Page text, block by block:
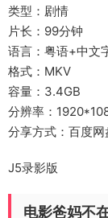
类型：剧情
片长：99分钟
语言：粤语+中文
格式：MKV
容量：3.4GB
分辨率：
分享方式：百度网
J5录影版
电影爸妈不